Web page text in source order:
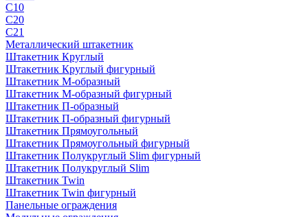
С10
С20
С21
Металлический штакетник
Штакетник Круглый
Штакетник Круглый фигурный
Штакетник М-образный
Штакетник М-образный фигурный
Штакетник П-образный
Штакетник П-образный фигурный
Штакетник Прямоугольный
Штакетник Прямоугольный фигурный
Штакетник Полукруглый Slim фигурный
Штакетник Полукруглый Slim
Штакетник Twin
Штакетник Twin фигурный
Панельные ограждения